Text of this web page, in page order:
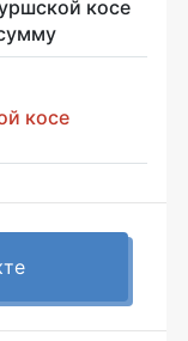
косе
косе